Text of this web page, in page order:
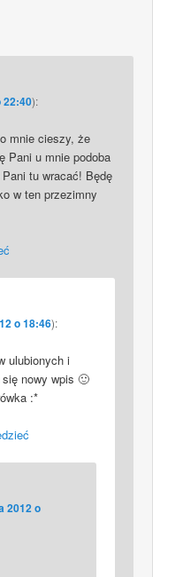
22:40):
mnie cieszy, że
Pani u mnie podoba
tu wracać! Będę
w ten przezimny
o 18:46):
ulubionych i
nowy wpis 🙂
:*
2012 o